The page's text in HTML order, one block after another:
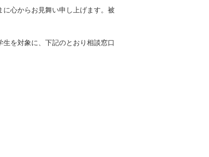
心からお見舞い申し上げます。被
を対象に、下記のとおり相談窓口